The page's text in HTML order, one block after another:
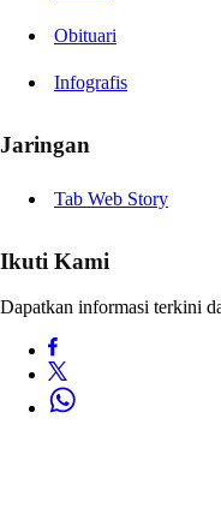
Obituari
Infografis
Jaringan
Tab Web Story
Ikuti Kami
Dapatkan informasi terkini